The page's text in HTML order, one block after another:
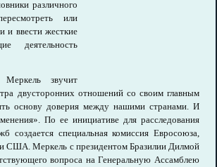
различного
или
и ввести жесткие
деятельность
звучит
двусторонних отношений со своим главным
основу доверия между нашими странами. И
По ее инициативе для расследования
создается специальная комиссия Евросоюза,
США. Меркель с президентом Бразилии Дилмой
вопроса на Генеральную Ассамблею